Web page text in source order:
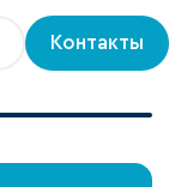
Контакты